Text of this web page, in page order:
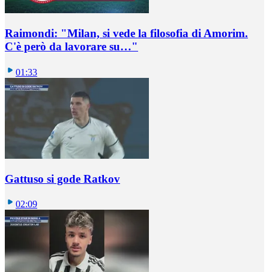
Raimondi: "Milan, si vede la filosofia di Amorim.
C'è però da lavorare su…"
01:33
Gattuso si gode Ratkov
02:09